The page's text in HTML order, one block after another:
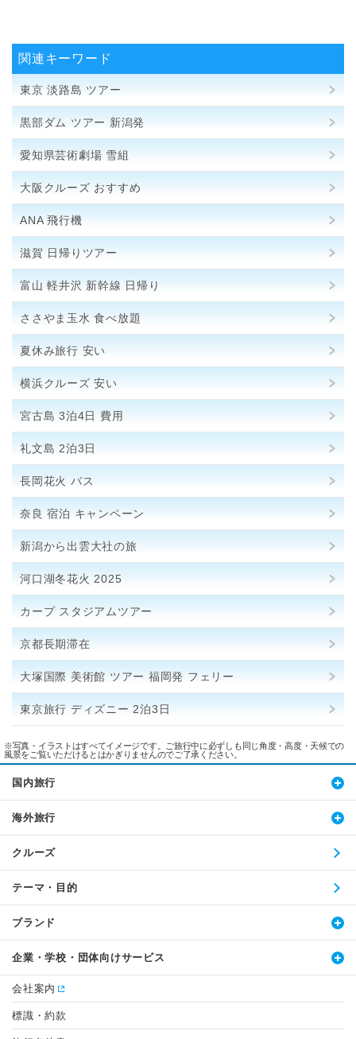
関連キーワード
東京 淡路島 ツアー
黒部ダム ツアー 新潟発
愛知県芸術劇場 雪組
大阪クルーズ おすすめ
ANA 飛行機
滋賀 日帰りツアー
富山 軽井沢 新幹線 日帰り
ささやま玉水 食べ放題
夏休み旅行 安い
横浜クルーズ 安い
宮古島 3泊4日 費用
礼文島 2泊3日
長岡花火 バス
奈良 宿泊 キャンペーン
新潟から出雲大社の旅
河口湖冬花火 2025
カープ スタジアムツアー
京都長期滞在
大塚国際 美術館 ツアー 福岡発 フェリー
東京旅行 ディズニー 2泊3日
※写真・イラストはすべてイメージです。ご旅行中に必ずしも同じ角度・高度・天候での
風景をご覧いただけるとはかぎりませんのでご了承ください。
国内旅行
海外旅行
クルーズ
テーマ・目的
ブランド
企業・学校・団体向けサービス
会社案内
標識・約款